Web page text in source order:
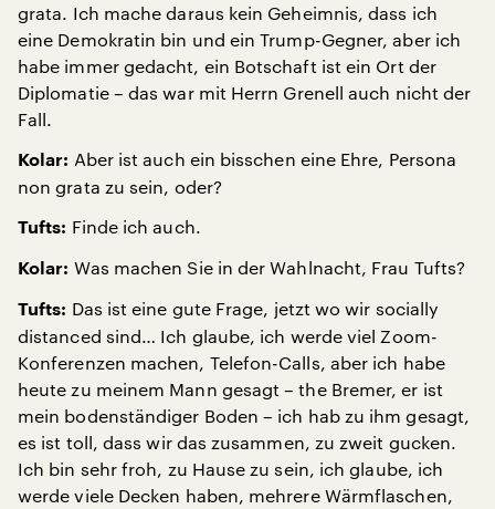
grata. Ich mache daraus kein Geheimnis, dass ich
eine Demokratin bin und ein Trump-Gegner, aber ich
habe immer gedacht, ein Botschaft ist ein Ort der
Diplomatie – das war mit Herrn Grenell auch nicht der
Fall.
Kolar: Aber ist auch ein bisschen eine Ehre, Persona
non grata zu sein, oder?
Tufts: Finde ich auch.
Kolar: Was machen Sie in der Wahlnacht, Frau Tufts?
Tufts: Das ist eine gute Frage, jetzt wo wir socially
distanced sind… Ich glaube, ich werde viel Zoom-
Konferenzen machen, Telefon-Calls, aber ich habe
heute zu meinem Mann gesagt – the Bremer, er ist
mein bodenständiger Boden – ich hab zu ihm gesagt,
es ist toll, dass wir das zusammen, zu zweit gucken.
Ich bin sehr froh, zu Hause zu sein, ich glaube, ich
werde viele Decken haben, mehrere Wärmflaschen,